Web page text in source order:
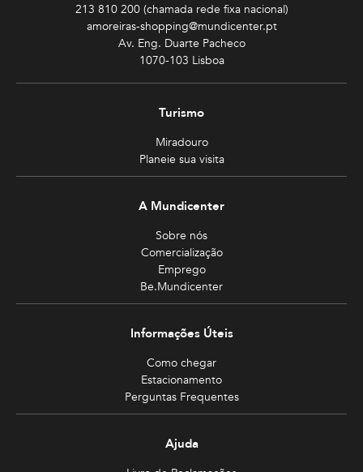
213 810 200 (chamada rede fixa nacional)
amoreiras-shopping@mundicenter.pt
Av. Eng. Duarte Pacheco
1070-103 Lisboa
Turismo
Miradouro
Planeie sua visita
A Mundicenter
Sobre nós
Comercialização
Emprego
Be.Mundicenter
Informações Úteis
Como chegar
Estacionamento
Perguntas Frequentes
Ajuda